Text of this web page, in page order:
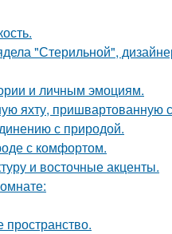
"Стерильной",
и личным эмоциям.
яхту, пришвартованную
с природой.
с комфортом.
и восточные акценты.
пространство.